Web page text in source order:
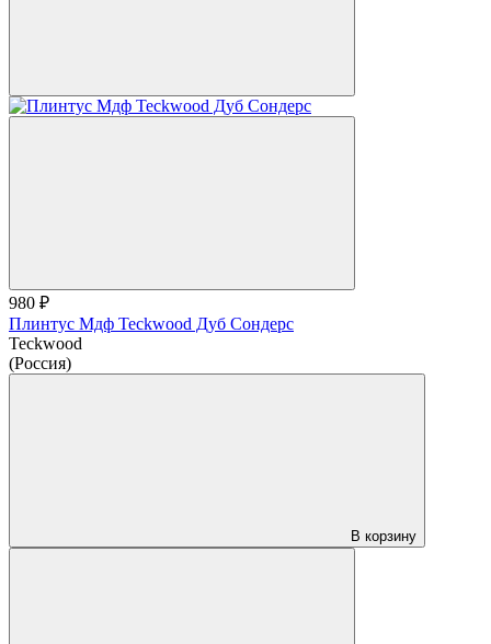
980 ₽
Плинтус Мдф Teckwood Дуб Сондерс
Teckwood
(Россия)
В корзину